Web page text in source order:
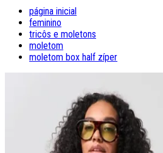
página inicial
feminino
tricôs e moletons
moletom
moletom box half zíper